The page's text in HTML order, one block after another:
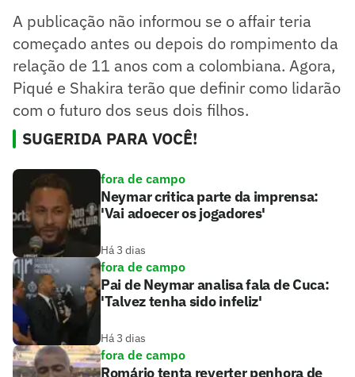
A publicação não informou se o affair teria
começado antes ou depois do rompimento da
relação de 11 anos com a colombiana. Agora,
Piqué e Shakira terão que definir como lidarão
com o futuro dos seus dois filhos.
SUGERIDA PARA VOCÊ!
fora de campo
Neymar critica parte da imprensa:
'Vai adoecer os jogadores'
Há 3 dias
fora de campo
Pai de Neymar analisa fala de Cuca:
'Talvez tenha sido infeliz'
Há 3 dias
fora de campo
Romário tenta reverter penhora de